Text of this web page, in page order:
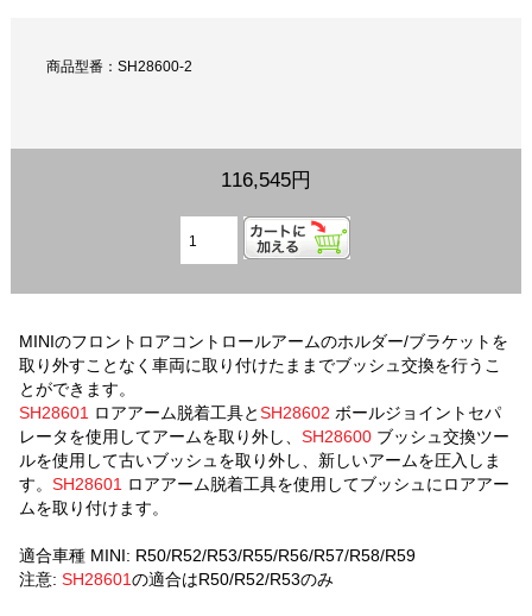
商品型番：SH28600-2
116,545円
MINIのフロントロアコントロールアームのホルダー/ブラケットを
取り外すことなく車両に取り付けたままでブッシュ交換を行うこ
とができます。
SH28601 ロアアーム脱着工具とSH28602 ボールジョイントセパ
レータを使用してアームを取り外し、SH28600 ブッシュ交換ツー
ルを使用して古いブッシュを取り外し、新しいアームを圧入しま
す。SH28601 ロアアーム脱着工具を使用してブッシュにロアアー
ムを取り付けます。
適合車種 MINI: R50/R52/R53/R55/R56/R57/R58/R59
注意:SH28601の適合はR50/R52/R53のみ